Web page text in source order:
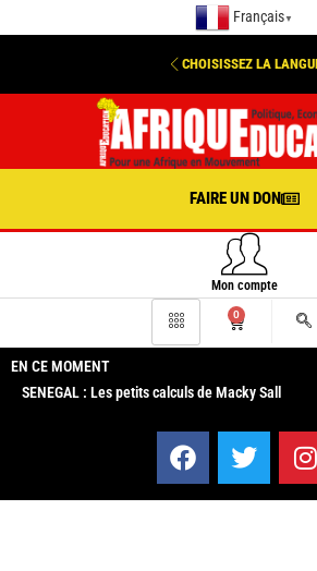
Français ▼
CHOISISSEZ LA
FAIRE UN DON
Mon compte
0
EN CE MOMENT
SENEGAL : Les petits calculs de Macky Sall